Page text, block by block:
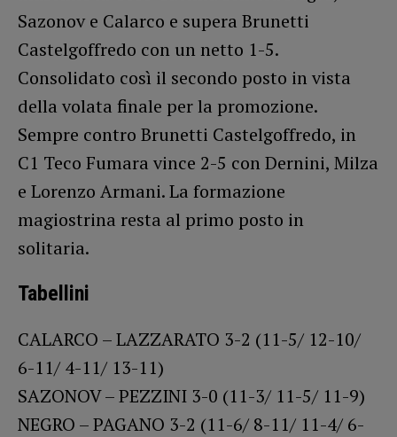
Sazonov e Calarco e supera Brunetti
Castelgoffredo con un netto 1-5.
Consolidato così il secondo posto in vista
della volata finale per la promozione.
Sempre contro Brunetti Castelgoffredo, in
C1 Teco Fumara vince 2-5 con Dernini, Milza
e Lorenzo Armani. La formazione
magiostrina resta al primo posto in
solitaria.
Tabellini
CALARCO – LAZZARATO 3-2 (11-5/ 12-10/
6-11/ 4-11/ 13-11)
SAZONOV – PEZZINI 3-0 (11-3/ 11-5/ 11-9)
NEGRO – PAGANO 3-2 (11-6/ 8-11/ 11-4/ 6-